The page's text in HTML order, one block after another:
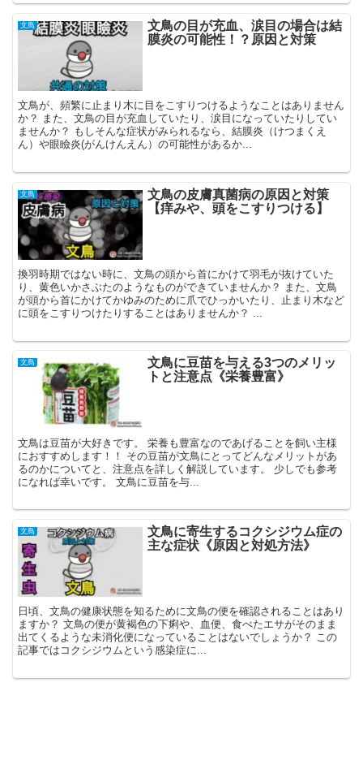
文鳥
文鳥の目が充血、涙目の場合は結
膜炎の可能性！？原因と対策
文鳥が、頻繁に止まり木に目をこすりつけるようなことはありません
か？ また、文鳥の目が充血していたり、涙目になっていたりしてい
ませんか？ もしそんな症状がみられるなら、結膜炎（けつまくえ
ん）や眼瞼炎(がんけんえん）の可能性があるか...
文鳥
文鳥の皮膚真菌病の原因と対策
【痒みや、頭をこすりつける】
換羽時期ではない時に、文鳥の頭から首にかけて羽毛が抜けていた
り、黄色いかさぶたのようなものができていませんか？ また、文鳥
が頭から首にかけてかゆみのために爪でひっかいたり、止まり木など
に頭をこすりつけたりすることはありませんか？ ...
文鳥
文鳥に豆苗を与える3つのメリッ
トと注意点《栄養豊富》
文鳥は豆苗が大好きです。 栄養も豊富なのであげることを飼い主様
におすすめします！！ その豆苗が文鳥にとってどんなメリットがあ
るのかについてと、注意点を詳しく解説しています。 少しでも参考
になれば幸いです。 文鳥に豆苗を与...
文鳥
文鳥に寄生するコクシジウム症の
主な症状《原因と対処方法》
日頃、文鳥の健康状態を知るために文鳥の便を確認されることはあり
ますか？ 文鳥の便が黄褐色の下痢や、血便、食べたエサがそのまま
出てくるような未消化便になっていることはないでしょうか？ この
記事ではコクシジウムという感染症に...